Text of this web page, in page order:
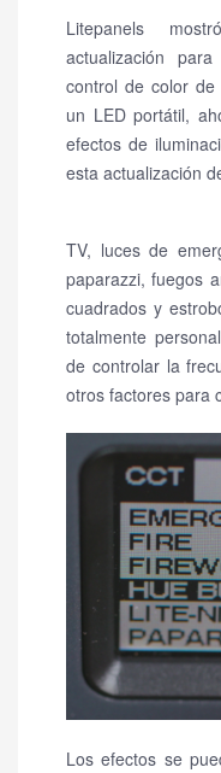
Litepanels
actualización
control de color
un LED portátil,
efectos de
esta actualización
TV, luces de
paparazzi, fuegos
cuadrados y
totalmente
de controlar la
otros factores para
Los efectos se